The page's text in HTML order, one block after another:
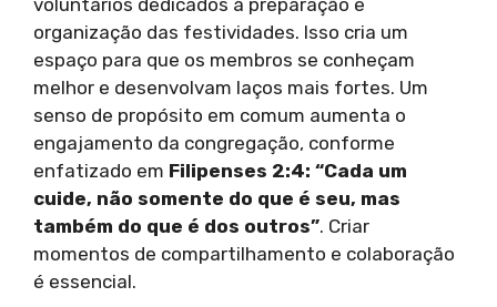
voluntários dedicados à preparação e
organização das festividades. Isso cria um
espaço para que os membros se conheçam
melhor e desenvolvam laços mais fortes. Um
senso de propósito em comum aumenta o
engajamento da congregação, conforme
enfatizado em Filipenses 2:4: “Cada um
cuide, não somente do que é seu, mas
também do que é dos outros”. Criar
momentos de compartilhamento e colaboração
é essencial.